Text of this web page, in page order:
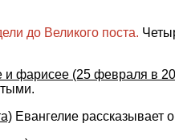
до Великого поста.
фарисее (25 февраля в
Евангелие рассказывает